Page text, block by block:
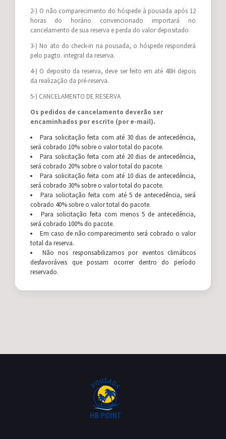
2-) O não comparecimento do hóspede à pousada após 12
horas do horário convencionado importará no
cancelamento de sua reserva e perda do valor depositado.
3-) No ato do check-in na pousada, o hóspede responderá
pelo pagto. integral da reserva.
4-) O deposito da reserva, deve ser feito em até 48H depois
da realização da pré-reserva.
5-) CANCELAMENTO DE RESERVA
Os pedidos de cancelamento deverão ser
encaminhados por escrito (por e-mail).
Para solicitação feita com até 30 dias de antecedência,
será cobrado 10% sobre o valor total do pacote.
Para solicitação feita com até 20 dias de antecedência,
será cobrado 20% sobre o valor total do pacote.
Para solicitação feita com até 10 dias de antecedência,
será cobrado 30% sobre o valor total do pacote.
Para solicitação feita com até 5 de antecedência, será
cobrado 40% sobre o valor total do pacote.
Para solicitação feita com menos 5 de antecedência,
será cobrado 100% do pacote.
Em caso de não comparecimento será cobrado o valor
total da reserva.
Não nos responsabilizamos por eventos climáticos
desfavoráveis que possam ocorrer dentro do período
reservado.